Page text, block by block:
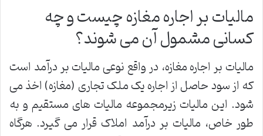
مالیات بر اجاره مغازه چیست و چه
کسانی مشمول آن می شوند؟
مالیات بر اجاره مغازه، در واقع نوعی مالیات بر درآمد است
که از سود حاصل از اجاره یک ملک تجاری (مغازه) اخذ می
شود. این مالیات زیرمجموعه مالیات های مستقیم و به
طور خاص، مالیات بر درآمد املاک قرار می گیرد. هرگاه